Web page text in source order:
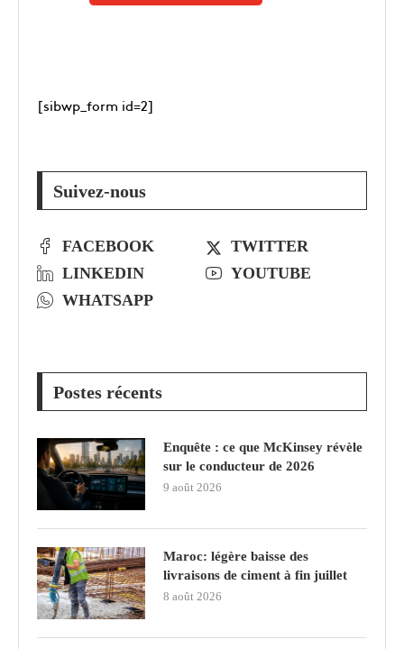
[sibwp_form id=2]
Suivez-nous
FACEBOOK
TWITTER
LINKEDIN
YOUTUBE
WHATSAPP
Postes récents
Enquête : ce que McKinsey révèle
sur le conducteur de 2026
9 août 2026
Maroc: légère baisse des
livraisons de ciment à fin juillet
8 août 2026